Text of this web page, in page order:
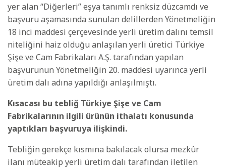
yer alan “Diğerleri” eşya tanımlı renksiz düzcamdı ve
başvuru aşamasında sunulan delillerden Yönetmeliğin
18 inci maddesi çerçevesinde yerli üretim dalını temsil
niteliğini haiz olduğu anlaşılan yerli üretici Türkiye
Şişe ve Cam Fabrikaları A.Ş. tarafından yapılan
başvurunun Yönetmeliğin 20. maddesi uyarınca yerli
üretim dalı adına yapıldığı anlaşılmıştı.
Kısacası bu tebliğ Türkiye Şişe ve Cam
Fabrikalarının ilgili ürünün ithalatı konusunda
yaptıkları başvuruya ilişkindi.
Tebliğin gerekçe kısmına bakılacak olursa mezkûr
ilanı müteakip yerli üretim dalı tarafından iletilen